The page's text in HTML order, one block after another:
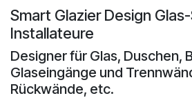
Smart Glazier Design
Installateure
Designer für Glas, Duschen,
Glaseingänge und
Rückwände, etc.